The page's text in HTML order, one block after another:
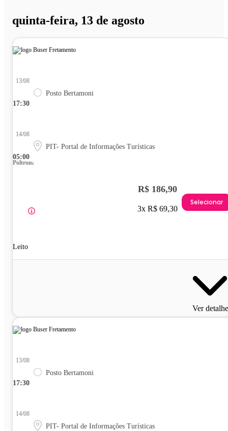
quinta-feira, 13 de agosto
17:30
13/08
Posto Bertamoni
05:00
14/08
PIT- Portal de Informações Turísticas
Poltrona
Leito
R$ 186,90
3x R$ 69,30
Selecionar
Ver
17:30
13/08
Posto Bertamoni
14/08
PIT- Portal de Informações Turísticas